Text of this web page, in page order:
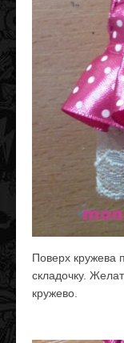
Поверх кружева
складочку.
кружево.